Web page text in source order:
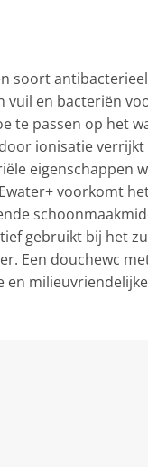
soort
vuil en bacteriën
te passen op het
ionisatie
eigenschappen
voorkomt
gebruikt bij het
Een douchewc
en